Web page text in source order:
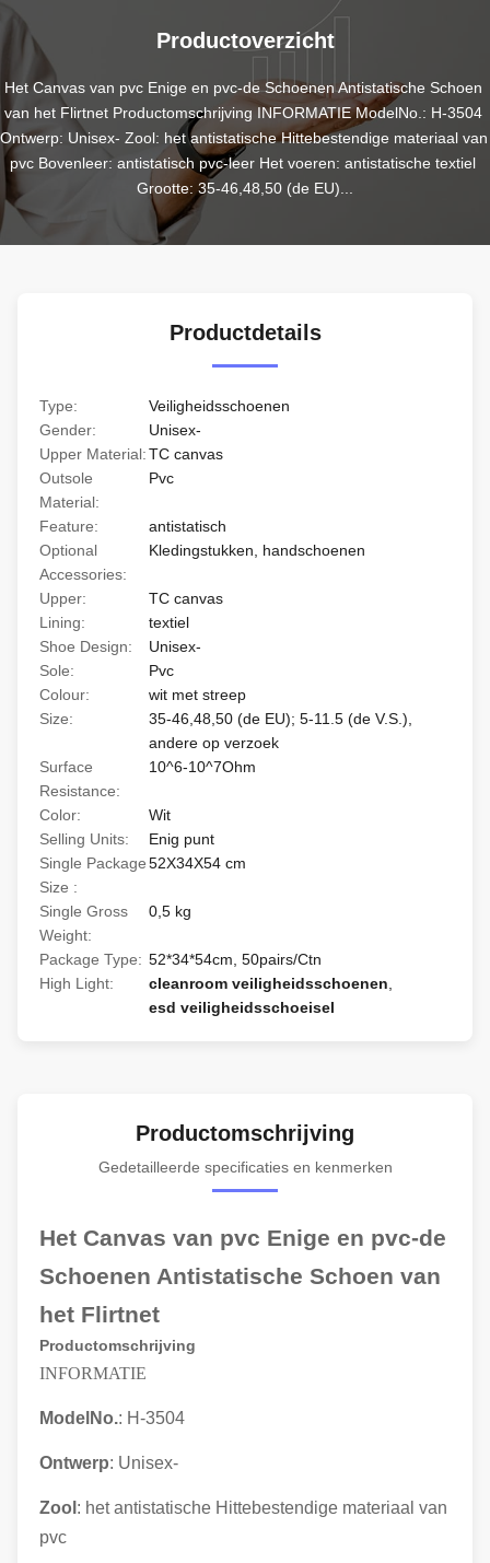
Productoverzicht
Het Canvas van pvc Enige en pvc-de Schoenen Antistatische Schoen
van het Flirtnet Productomschrijving INFORMATIE ModelNo.: H-3504
Ontwerp: Unisex- Zool: het antistatische Hittebestendige materiaal van
pvc Bovenleer: antistatisch pvc-leer Het voeren: antistatische textiel
Grootte: 35-46,48,50 (de EU)...
Productdetails
Type:
Veiligheidsschoenen
Gender:
Unisex-
Upper Material:TC canvas
Outsole
Material:
Pvc
Feature:
antistatisch
Optional
Accessories:
Kledingstukken, handschoenen
Upper:
TC canvas
Lining:
textiel
Shoe Design:
Unisex-
Sole:
Pvc
Colour:
wit met streep
Size:
35-46,48,50 (de EU); 5-11.5 (de V.S.),
andere op verzoek
Surface
Resistance:
10^6-10^7Ohm
Color:
Wit
Selling Units:
Enig punt
Single Package
Size :
52X34X54 cm
Single Gross
Weight:
0,5 kg
Package Type: 52*34*54cm, 50pairs/Ctn
High Light:
cleanroom veiligheidsschoenen
esd veiligheidsschoeisel
Productomschrijving
Gedetailleerde specificaties en kenmerken
Het Canvas van pvc Enige en pvc-de
Schoenen Antistatische Schoen van
het Flirtnet
Productomschrijving
INFORMATIE
ModelNo.: H-3504
Ontwerp: Unisex-
Zool : het antistatische Hittebestendige materiaal van
pvc